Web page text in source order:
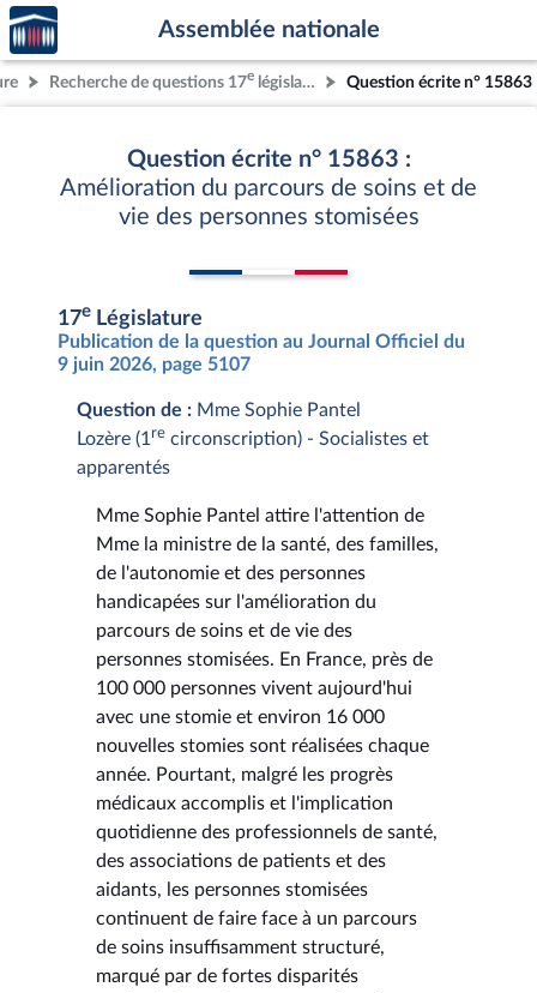
Aller au contenu
Aller en bas de la page
Accèder
à la
page
d'accueil
Assemblée nationale
Recherche de questions 17e législature Question écrite n° 15863
Question écrite n° 15863 :
Amélioration du parcours de soins et de
vie des personnes stomisées
17e Législature
Publication de la question au Journal Officiel du
9 juin 2026, page 5107
Question de : Mme Sophie Pantel
Lozère (1 re circonscription) - Socialistes et
apparentés
Mme Sophie Pantel attire l'attention de
Mme la ministre de la santé, des familles,
de l'autonomie et des personnes
handicapées sur l'amélioration du
parcours de soins et de vie des
personnes stomisées. En France, près de
100 000 personnes vivent aujourd'hui
avec une stomie et environ 16 000
nouvelles stomies sont réalisées chaque
année. Pourtant, malgré les progrès
médicaux accomplis et l'implication
quotidienne des professionnels de santé,
des associations de patients et des
aidants, les personnes stomisées
continuent de faire face à un parcours
de soins insuffisamment structuré,
marqué par de fortes disparités